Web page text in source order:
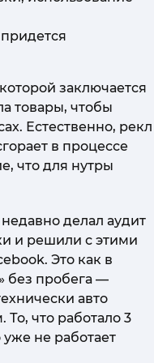
заключается
товары, чтобы
Естественно, рекл
в процессе
что для нутры
делал аудит
и решили с этими
Это как в
без пробега —
авто
что работало 3
не работает